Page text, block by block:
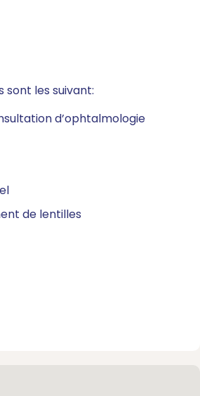
sont les suivant:
d’ophtalmologie
de lentilles